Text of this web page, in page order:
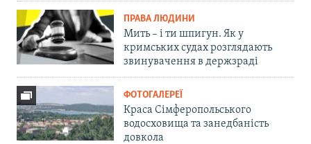
ПРАВА ЛЮДИНИ
Мить – і ти шпигун. Як у
кримських судах розглядають
звинувачення в держзраді
ФОТОГАЛЕРЕЇ
Краса Сімферопольського
водосховища та занедбаність
довкола